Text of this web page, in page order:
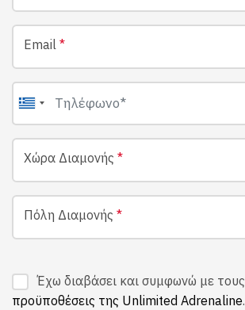
Email *
Χώρα Διαμονής *
Πόλη Διαμονής *
Έχω διαβάσει και συμφωνώ με τους
προϋποθέσεις της Unlimited Adrenaline.